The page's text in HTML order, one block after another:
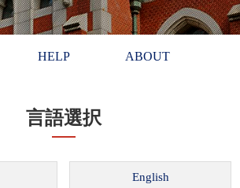
HELP ABOUT
言語選択